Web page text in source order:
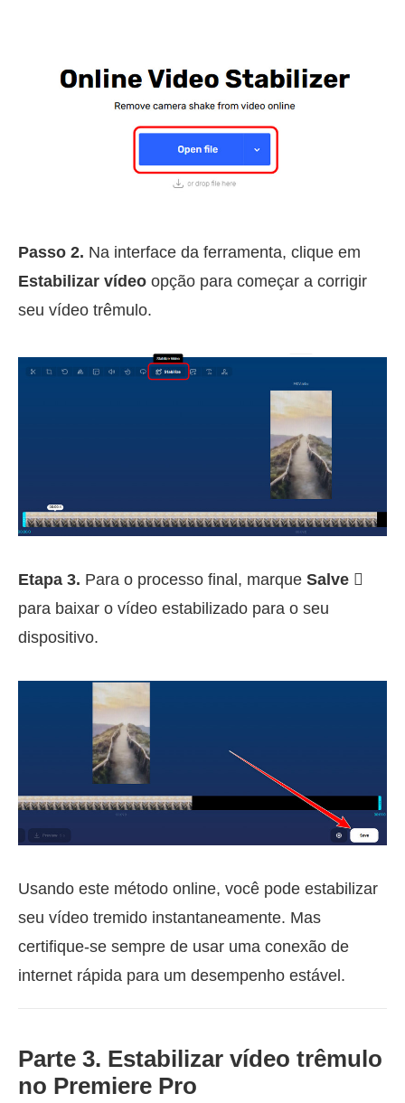
Passo 2. Na interface da ferramenta, clique em
Estabilizar vídeo opção para começar a corrigir
seu vídeo trêmulo.
Etapa 3. Para o processo final, marque Salve 
para baixar o vídeo estabilizado para o seu
dispositivo.
Usando este método online, você pode estabilizar
seu vídeo tremido instantaneamente. Mas
certifique-se sempre de usar uma conexão de
internet rápida para um desempenho estável.
Parte 3. Estabilizar vídeo trêmulo
no Premiere Pro